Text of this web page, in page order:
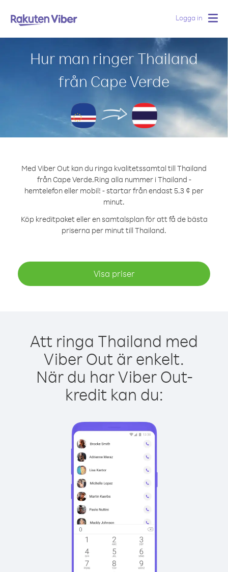
Logga in
Hur man ringer Thailand
från Cape Verde
Med Viber Out kan du ringa kvalitetssamtal till Thailand
från Cape Verde.Ring alla nummer i Thailand -
hemtelefon eller mobil! - startar från endast 5.3 ¢ per
minut.
Köp kreditpaket eller en samtalsplan för att få de bästa
priserna per minut till Thailand.
Visa priser
Att ringa Thailand med
Viber Out är enkelt.
När du har Viber Out-
kredit kan du: